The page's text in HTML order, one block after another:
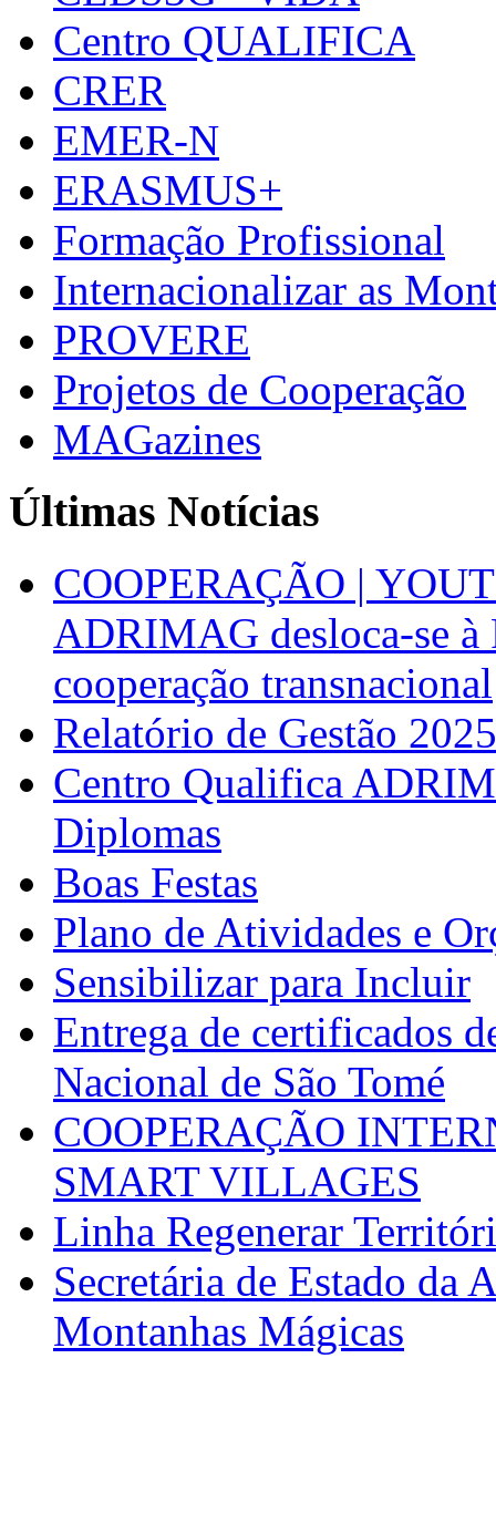
Centro QUALIFICA
CRER
EMER-N
ERASMUS+
Formação Profissional
Internacionalizar as
PROVERE
Projetos de Cooperação
MAGazines
Últimas Notícias
COOPERAÇÃO |
ADRIMAG desloca-se
cooperação transnacional
Relatório de Gestão 2025
Centro Qualifica
Diplomas
Boas Festas
Plano de Atividades e
Sensibilizar para Incluir
Entrega de certificados
Nacional de São Tomé
COOPERAÇÃO
SMART VILLAGES
Linha Regenerar
Secretária de Estado da
Montanhas Mágicas